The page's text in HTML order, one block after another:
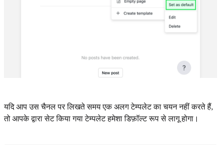
यदि आप उस चैनल पर लिखते समय एक अलग टेम्पलेट का चयन नहीं करते हैं,
तो आपके द्वारा सेट किया गया टेम्पलेट हमेशा डिफ़ॉल्ट रूप से लागू होगा।